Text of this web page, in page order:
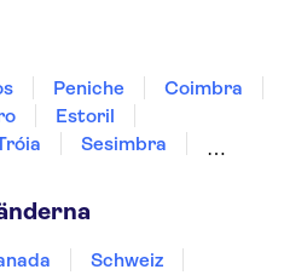
Peniche
Coimbra
Estoril
Sesimbra
Schweiz